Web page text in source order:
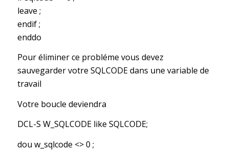
leave ;
endif ;
enddo
Pour éliminer ce probléme vous devez
sauvegarder votre SQLCODE dans une variable de
travail
Votre boucle deviendra
DCL-S W_SQLCODE like SQLCODE;
dou w_sqlcode <> 0 ;